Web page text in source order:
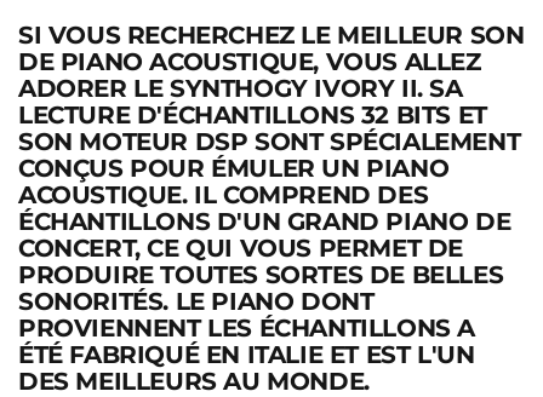
SI VOUS RECHERCHEZ LE MEILLEUR SON
DE PIANO ACOUSTIQUE, VOUS ALLEZ
ADORER LE SYNTHOGY IVORY II. SA
LECTURE D'ÉCHANTILLONS 32 BITS ET
SON MOTEUR DSP SONT SPÉCIALEMENT
CONÇUS POUR ÉMULER UN PIANO
ACOUSTIQUE. IL COMPREND DES
ÉCHANTILLONS D'UN GRAND PIANO DE
CONCERT, CE QUI VOUS PERMET DE
PRODUIRE TOUTES SORTES DE BELLES
SONORITÉS. LE PIANO DONT
PROVIENNENT LES ÉCHANTILLONS A
ÉTÉ FABRIQUÉ EN ITALIE ET EST L'UN
DES MEILLEURS AU MONDE.